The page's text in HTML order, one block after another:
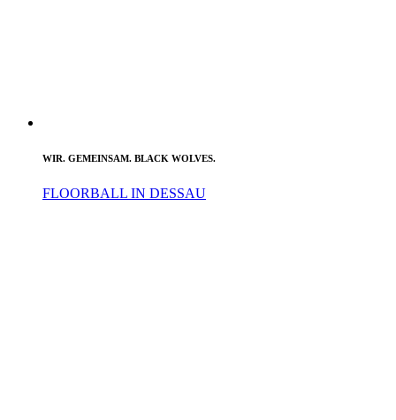
WIR. GEMEINSAM. BLACK WOLVES.
FLOORBALL IN DESSAU